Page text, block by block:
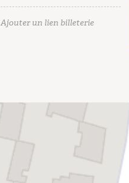
Ajouter un lien billeterie